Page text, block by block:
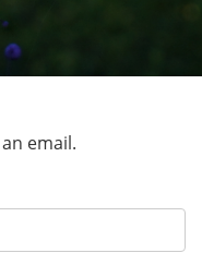
email.